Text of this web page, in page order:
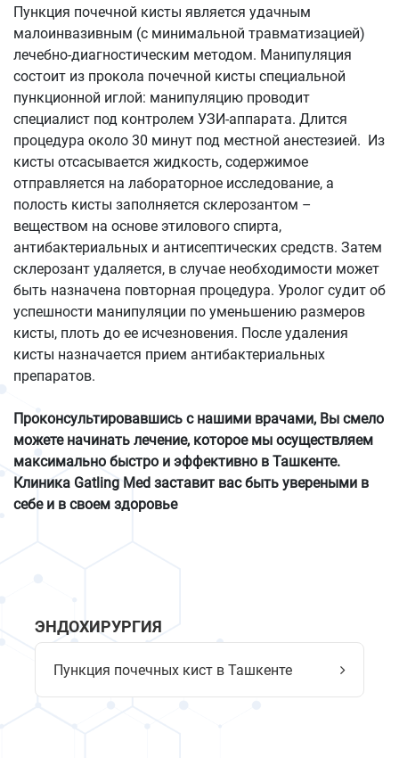
Пункция почечной кисты является удачным
малоинвазивным (с минимальной травматизацией)
лечебно-диагностическим методом. Манипуляция
состоит из прокола почечной кисты специальной
пункционной иглой: манипуляцию проводит
специалист под контролем УЗИ-аппарата. Длится
процедура около 30 минут под местной анестезией. Из
кисты отсасывается жидкость, содержимое
отправляется на лабораторное исследование, а
полость кисты заполняется склерозантом –
веществом на основе этилового спирта,
антибактериальных и антисептических средств. Затем
склерозант удаляется, в случае необходимости может
быть назначена повторная процедура. Уролог судит об
успешности манипуляции по уменьшению размеров
кисты, плоть до ее исчезновения. После удаления
кисты назначается прием антибактериальных
препаратов.
Проконсультировавшись с нашими врачами, Вы смело
можете начинать лечение, которое мы осуществляем
максимально быстро и эффективно в Ташкенте.
Клиника Gatling Med заставит вас быть увереными в
себе и в своем здоровье
ЭНДОХИРУРГИЯ
Пункция почечных кист в Ташкенте